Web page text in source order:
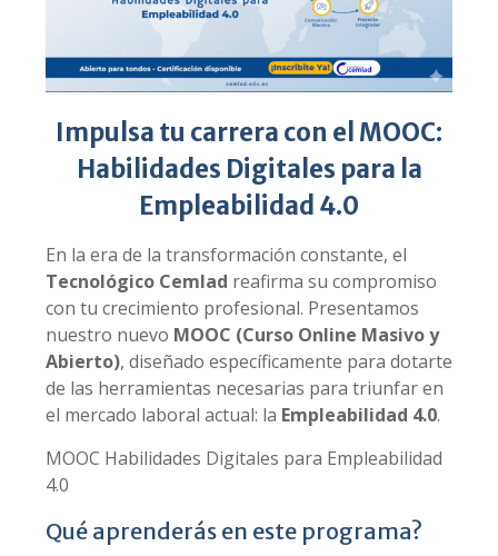
Impulsa tu carrera con el MOOC:
Habilidades Digitales para la
Empleabilidad 4.0
En la era de la transformación constante, el
Tecnológico Cemlad reafirma su compromiso
con tu crecimiento profesional. Presentamos
nuestro nuevo MOOC (Curso Online Masivo y
Abierto), diseñado específicamente para dotarte
de las herramientas necesarias para triunfar en
el mercado laboral actual: la Empleabilidad 4.0.
MOOC Habilidades Digitales para Empleabilidad
4.0
Qué aprenderás en este programa?